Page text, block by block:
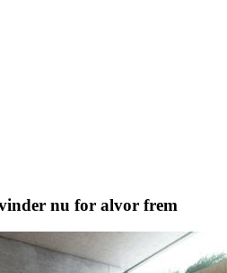
nu for alvor frem